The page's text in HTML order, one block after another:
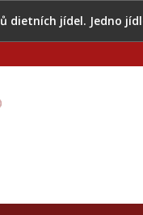
dietních jídel. Jedno